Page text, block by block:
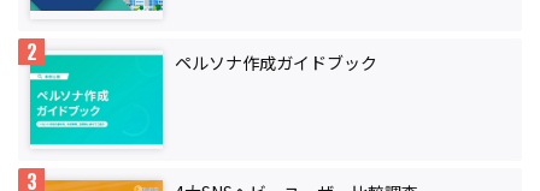
ペルソナ作成ガイドブック